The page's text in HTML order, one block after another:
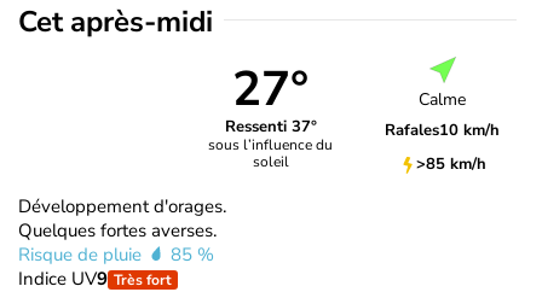
Cet après-midi
27°
Ressenti 37°
sous l’influence du
soleil
Calme
Rafales10 km/h
>85 km/h
Développement d'orages.
Quelques fortes averses.
Risque de pluie
85 %
Indice UV9 Très fort